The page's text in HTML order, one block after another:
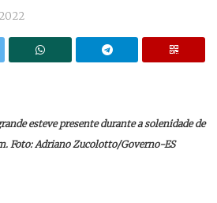
esteve presente durante a solenidade de
Foto: Adriano Zucolotto/Governo-ES